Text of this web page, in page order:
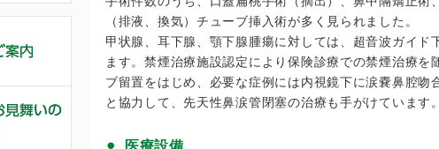
（排液、換気）チューブ挿入術が多く見られました。
甲状腺、耳下腺、顎下腺腫瘍に対しては、超音波ガイ
ます。禁煙治療施設認定により保険診療での禁煙治療
ブ留置をはじめ、必要な症例には内視鏡下に涙嚢鼻腔
と協力して、先天性鼻涙管閉塞の治療も手がけています。
医療設備